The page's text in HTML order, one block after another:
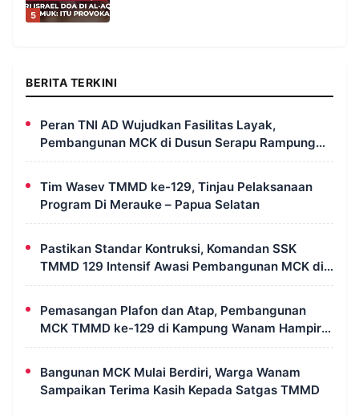
5
BERITA TERKINI
Peran TNI AD Wujudkan Fasilitas Layak,
Pembangunan MCK di Dusun Serapu Rampung
Dikerjakan
Tim Wasev TMMD ke-129, Tinjau Pelaksanaan
Program Di Merauke – Papua Selatan
Pastikan Standar Kontruksi, Komandan SSK
TMMD 129 Intensif Awasi Pembangunan MCK di
Wanam
Pemasangan Plafon dan Atap, Pembangunan
MCK TMMD ke-129 di Kampung Wanam Hampir
Rampung
Bangunan MCK Mulai Berdiri, Warga Wanam
Sampaikan Terima Kasih Kepada Satgas TMMD